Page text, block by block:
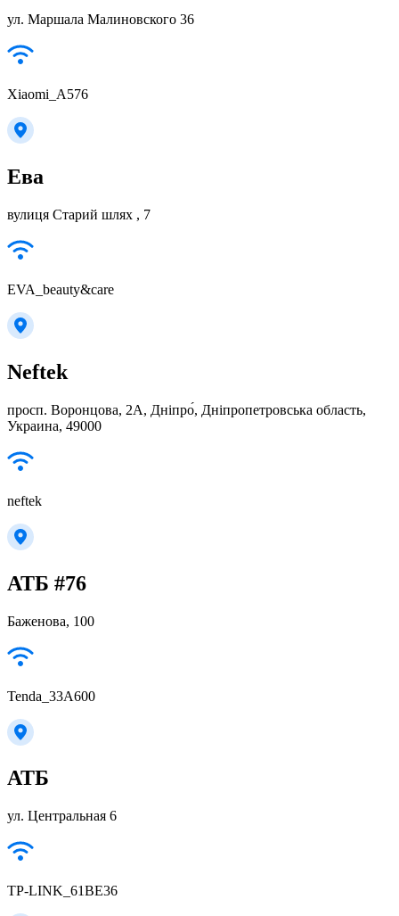
ул. Маршала Малиновского 36
Xiaomi_A576
Ева
вулиця Старий шлях , 7
EVA_beauty&care
Neftek
просп. Воронцова, 2A, Дніпро́, Дніпропетровська область,
Украина, 49000
neftek
АТБ #76
Баженова, 100
Tenda_33A600
АТБ
ул. Центральная 6
TP-LINK_61BE36